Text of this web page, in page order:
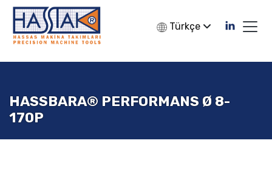
Türkçe
HASSBARA® PERFORMANS Ø 8-
170P